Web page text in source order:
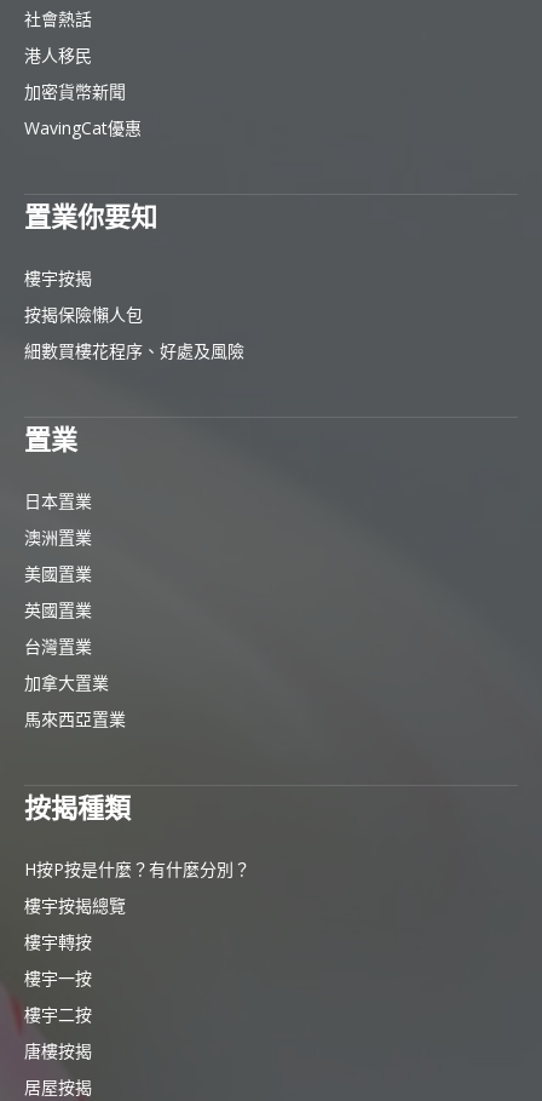
社會熱話
港人移民
加密貨幣新聞
WavingCat優惠
置業你要知
樓宇按揭
按揭保險懶人包
細數買樓花程序、好處及風險
置業
日本置業
澳洲置業
美國置業
英國置業
台灣置業
加拿大置業
馬來西亞置業
按揭種類
H按P按是什麼？有什麼分別？
樓宇按揭總覽
樓宇轉按
樓宇一按
樓宇二按
唐樓按揭
居屋按揭